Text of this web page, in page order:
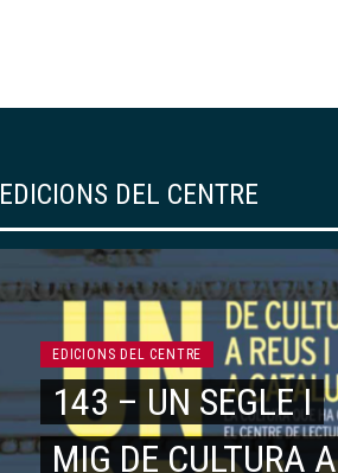
EDICIONS DEL CENTRE
EDICIONS DEL CENTRE
143 – UN SEGLE I
MIG DE CULTURA A